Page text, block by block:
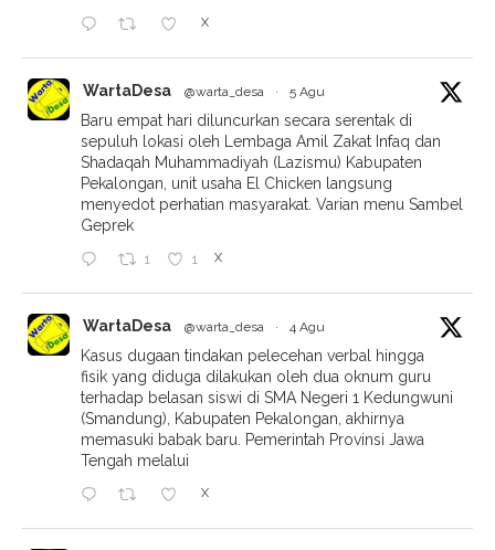
X
WartaDesa @warta_desa · 5 Agu
Baru empat hari diluncurkan secara serentak di
sepuluh lokasi oleh Lembaga Amil Zakat Infaq dan
Shadaqah Muhammadiyah (Lazismu) Kabupaten
Pekalongan, unit usaha El Chicken langsung
menyedot perhatian masyarakat. Varian menu Sambel
Geprek
1 1 X
WartaDesa @warta_desa · 4 Agu
Kasus dugaan tindakan pelecehan verbal hingga
fisik yang diduga dilakukan oleh dua oknum guru
terhadap belasan siswi di SMA Negeri 1 Kedungwuni
(Smandung), Kabupaten Pekalongan, akhirnya
memasuki babak baru. Pemerintah Provinsi Jawa
Tengah melalui
X